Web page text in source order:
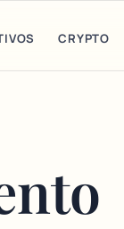
CRYPTO